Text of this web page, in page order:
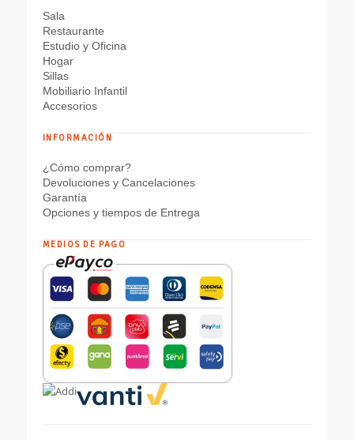
Sala
Restaurante
Estudio y Oficina
Hogar
Sillas
Mobiliario Infantil
Accesorios
INFORMACIÓN
¿Cómo comprar?
Devoluciones y Cancelaciones
Garantía
Opciones y tiempos de Entrega
MEDIOS DE PAGO